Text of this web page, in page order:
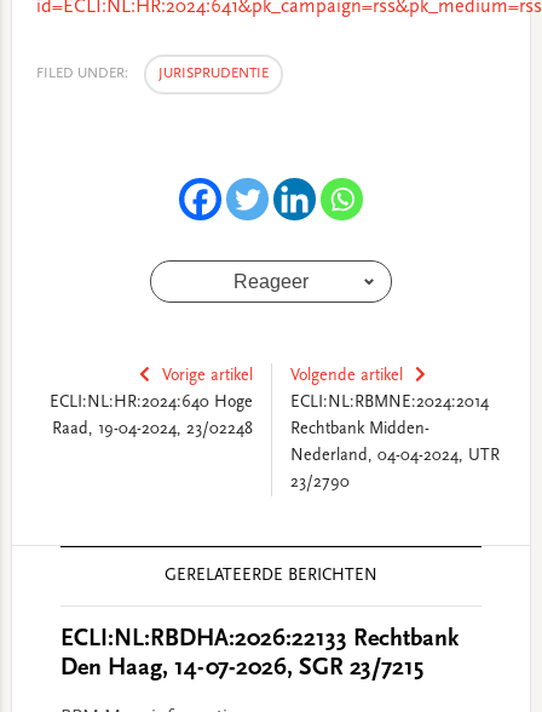
FILED UNDER: JURISPRUDENTIE
Reageer
Vorige artikel
ECLI:NL:HR:2024:640 Hoge
Raad, 19-04-2024, 23/02248
Volgende artikel
ECLI:NL:RBMNE:2024:2014
Rechtbank Midden-
Nederland, 04-04-2024, UTR
23/2790
GERELATEERDE BERICHTEN
ECLI:NL:RBDHA:2026:22133 Rechtbank
Den Haag, 14-07-2026, SGR 23/7215